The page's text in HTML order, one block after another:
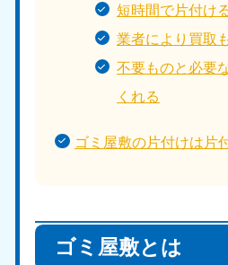
短時間で片付け
業者により買取
不要ものと必要
くれる
ゴミ屋敷の片付けは片
ゴミ屋敷とは